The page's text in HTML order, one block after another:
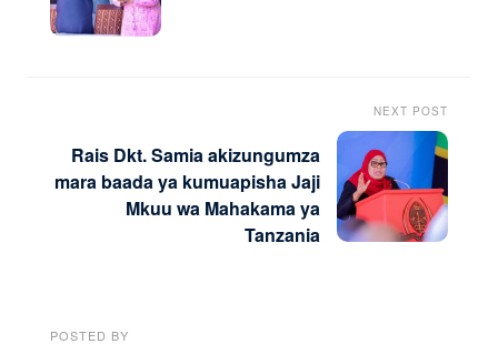
NEXT POST
Rais Dkt. Samia akizungumza
mara baada ya kumuapisha Jaji
Mkuu wa Mahakama ya
Tanzania
POSTED BY